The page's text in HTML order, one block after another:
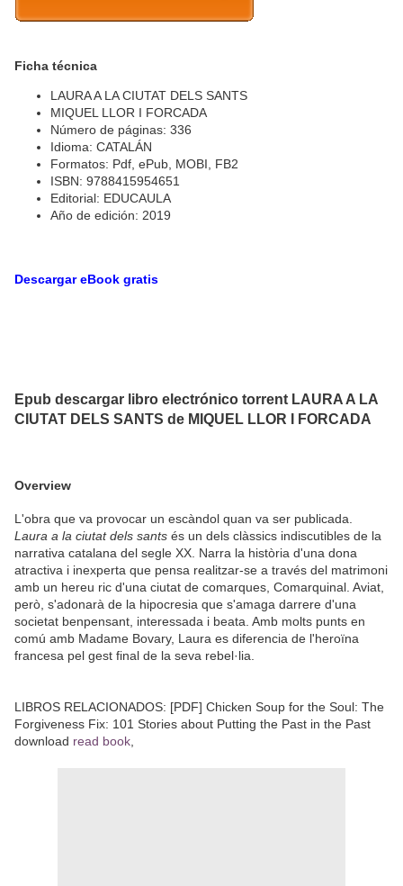
Ficha técnica
LAURA A LA CIUTAT DELS SANTS
MIQUEL LLOR I FORCADA
Número de páginas: 336
Idioma: CATALÁN
Formatos: Pdf, ePub, MOBI, FB2
ISBN: 9788415954651
Editorial: EDUCAULA
Año de edición: 2019
Descargar eBook gratis
Epub descargar libro electrónico torrent LAURA A LA
CIUTAT DELS SANTS de MIQUEL LLOR I FORCADA
Overview
L'obra que va provocar un escàndol quan va ser publicada.
Laura a la ciutat dels sants és un dels clàssics indiscutibles de la
narrativa catalana del segle XX. Narra la història d'una dona
atractiva i inexperta que pensa realitzar-se a través del matrimoni
amb un hereu ric d'una ciutat de comarques, Comarquinal. Aviat,
però, s'adonarà de la hipocresia que s'amaga darrere d'una
societat benpensant, interessada i beata. Amb molts punts en
comú amb Madame Bovary, Laura es diferencia de l'heroïna
francesa pel gest final de la seva rebel·lia.
LIBROS RELACIONADOS: [PDF] Chicken Soup for the Soul: The
Forgiveness Fix: 101 Stories about Putting the Past in the Past
download read book,